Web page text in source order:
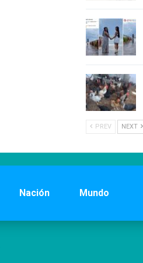
PREV NEXT
Nación Mundo